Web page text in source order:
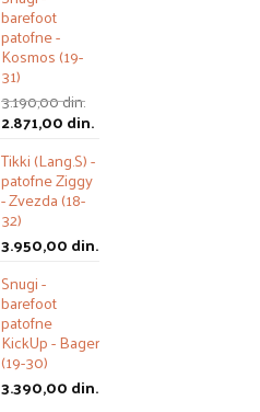
barefoot
patofne -
Kosmos (19-
31)
3.190,00din.
Оригинална
је
била:
3.190,00 din..
2.871,00din.Тренутна
је:
Tikki (Lang.S) -
patofne Ziggy
- Zvezda (18-
32)
3.950,00din.
Snugi -
barefoot
patofne
KickUp - Bager
(19-30)
3.390,00din.